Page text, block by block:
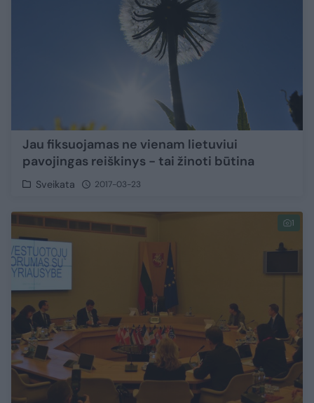
Jau fiksuojamas ne vienam lietuviui
pavojingas reiškinys - tai žinoti būtina
Sveikata 2017-03-23
1